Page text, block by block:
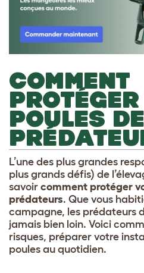
COMMENT
POULES
L’une des plus grandes
plus grands défis) de
savoir comment protéger
prédateurs. Que vous
campagne, les prédateurs
jamais bien loin. Voici
risques, préparer votre
poules au quotidien.